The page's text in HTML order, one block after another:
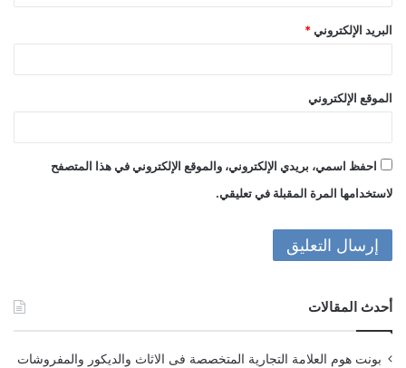
البريد الإلكتروني *
الموقع الإلكتروني
احفظ اسمي، بريدي الإلكتروني، والموقع الإلكتروني في هذا المتصفح
لاستخدامها المرة المقبلة في تعليقي.
أحدث المقالات
بونت هوم العلامة التجارية المتخصصة فى الاثاث والديكور والمفروشات